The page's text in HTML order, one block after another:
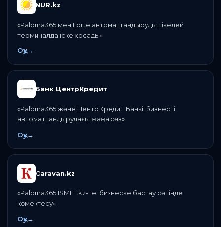
NUR.kz
«Paloma365 мен Forte автоматтандыруды тікелей
терминалда іске қосады»
Оқу→
Банк ЦентрКредит
«Paloma365 және ЦентрКредит Банкі: бизнесті
автоматтандырудағы жаңа сөз»
Оқу→
Caravan.kz
«Paloma365 ISMET.kz-те: бизнеске бастау сәтінде
көмектесу»
Оқу→